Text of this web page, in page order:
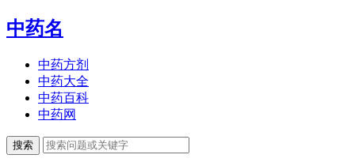
中药名
中药方剂
中药大全
中药百科
中药网
搜索